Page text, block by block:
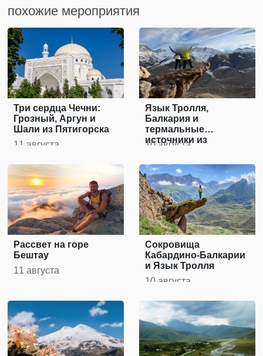
похожие мероприятия
Три сердца Чечни:
Грозный, Аргун и
Шали из Пятигорска
11 августа
Язык Тролля,
Балкария и
термальные
источники из
10 августа
Рассвет на горе
Бештау
11 августа
Сокровища
Кабардино-Балкарии
и Язык Тролля
10 августа